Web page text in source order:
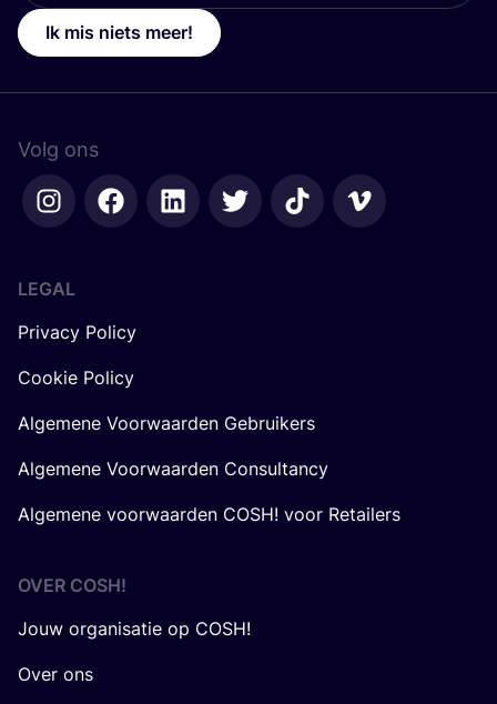
Ik mis niets meer!
Volg ons
LEGAL
Privacy Policy
Cookie Policy
Algemene Voorwaarden Gebruikers
Algemene Voorwaarden Consultancy
Algemene voorwaarden COSH! voor Retailers
OVER COSH!
Jouw organisatie op COSH!
Over ons